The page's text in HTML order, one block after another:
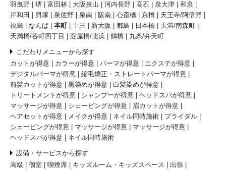
羽曳野
堺 富田林 大阪挟山 河内長野 高石 泉大津
和泉
岸和田
貝塚 泉佐野 泉南 阪南 心斎橋 京橋
天王寺/阿倍野
福島
なんば 本町 十三 新大阪 都島 日本橋
天満/南森町
天満橋/谷町四丁目
淀屋橋/北浜 鶴橋 九条/弁天町
こだわりメニューから探す
カットが得意
カラーが得意 パーマが得意
エクステが得意
デジタルパーマが得意
縮毛矯正・ストレートパーマが得意
前髪カットが得意
黒染めが得意
白髪染めが得意
トリートメントが得意
シャンプーが得意
ヘッドスパが得意
マッサージが得意
シェービングが得意
眉カットが得意
ヘアセットが得意
メイクが得意 ネイル同時施術
ブライダル
シェービングが得意
マッサージが得意
マッサージが得意
ヘッドスパが得意
ネイル同時施術
設備・サービスから探す
高級
個室 喫煙席 キッズルーム・キッズスペース
出張